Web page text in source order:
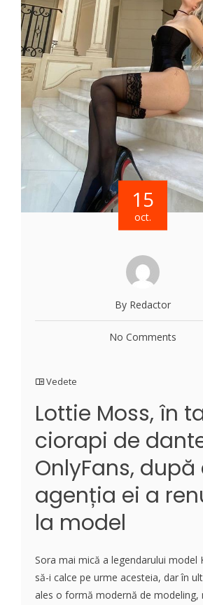
15
oct.
By Redactor
No Comments
Vedete
Lottie Moss, în
ciorapi de
OnlyFans, după
agenția ei a
la model
Sora mai mică a legendarului model
să-i calce pe urme acesteia, dar în
ales o formă modernă de modeling,